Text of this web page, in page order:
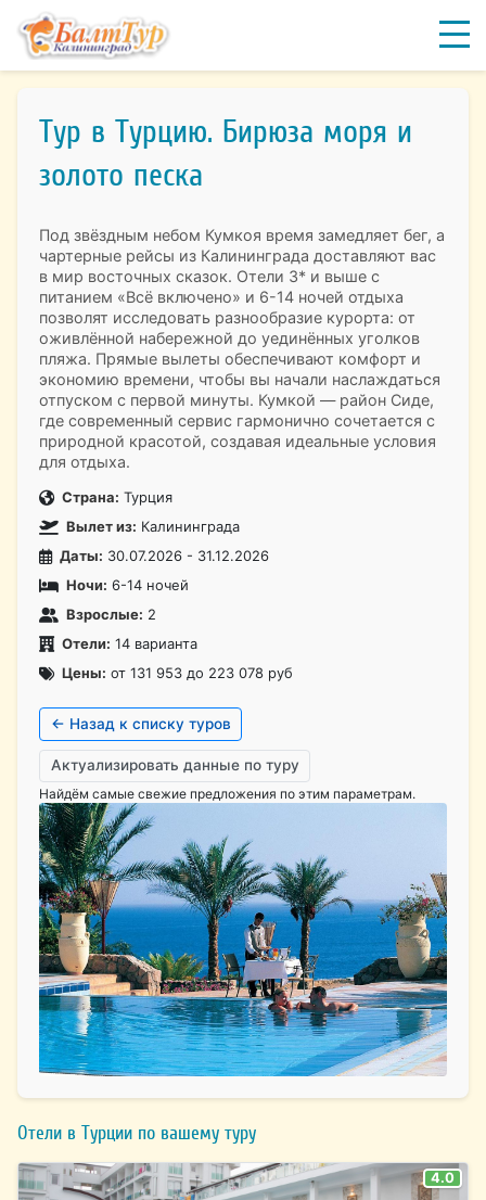
Тур в Турцию. Бирюза моря и
золото песка
Под звёздным небом Кумкоя время замедляет бег, а
чартерные рейсы из Калининграда доставляют вас
в мир восточных сказок. Отели 3* и выше с
питанием «Всё включено» и 6-14 ночей отдыха
позволят исследовать разнообразие курорта: от
оживлённой набережной до уединённых уголков
пляжа. Прямые вылеты обеспечивают комфорт и
экономию времени, чтобы вы начали наслаждаться
отпуском с первой минуты. Кумкой — район Сиде,
где современный сервис гармонично сочетается с
природной красотой, создавая идеальные условия
для отдыха.
Страна: Турция
Вылет из: Калининграда
Даты: 30.07.2026 - 31.12.2026
Ночи: 6-14 ночей
Взрослые: 2
Отели: 14 варианта
Цены: от 131 953 до 223 078 руб
← Назад к списку туров
Актуализировать данные по туру
Найдём самые свежие предложения по этим параметрам.
Отели в Турции по вашему туру
4.0